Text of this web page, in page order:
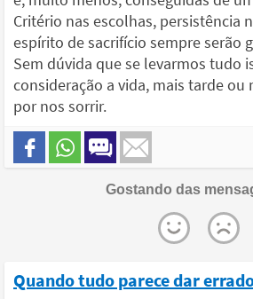
Critério nas escolhas, persistência
espírito de sacrifício sempre serão
Sem dúvida que se levarmos tudo
consideração a vida, mais tarde ou
por nos sorrir.
Gostando das
Quando tudo parece dar